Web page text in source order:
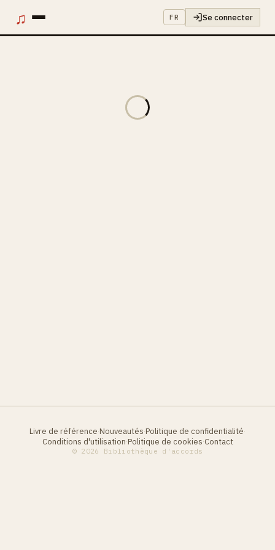
♫ FR Se connecter
Livre de référence·Nouveautés·Politique de confidentialité·
Conditions d'utilisation·Politique de cookies·Contact
© 2026 Bibliothèque d'accords